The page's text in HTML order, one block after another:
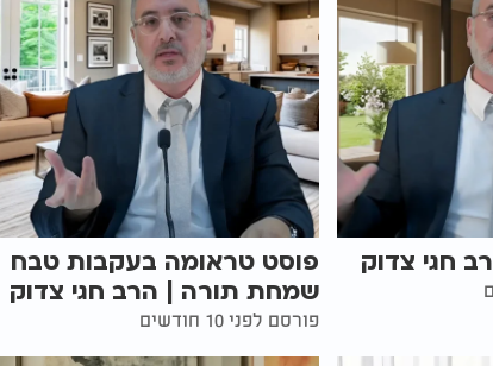
חגי צדוק
פוסט טראומה בעקבות טבח
שמחת תורה | הרב חגי צדוק
פורסם לפני 10 חודשים